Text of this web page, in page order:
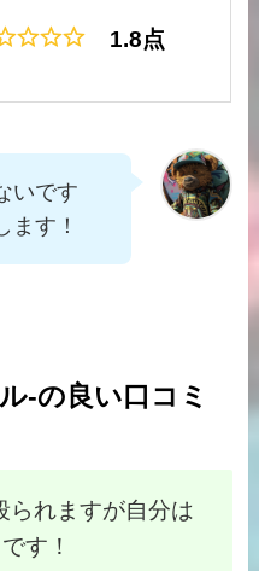
1.8点
いです
ます！
-の良い口コミ
られますが自分は
す！